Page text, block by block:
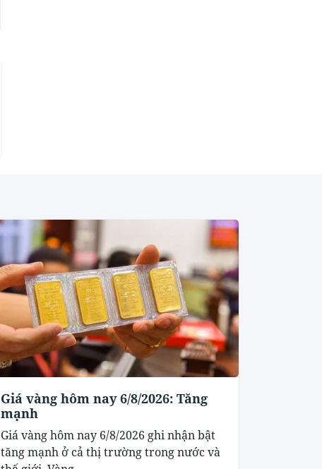
Giá vàng hôm nay 6/8/2026: Tăng
mạnh
Giá vàng hôm nay 6/8/2026 ghi nhận bật
tăng mạnh ở cả thị trường trong nước và